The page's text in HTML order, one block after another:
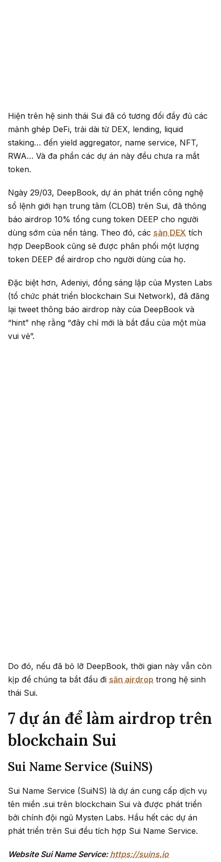
Hiện trên hệ sinh thái Sui đã có tương đối đầy đủ các
mảnh ghép DeFi, trải dài từ DEX, lending, liquid
staking… đến yield aggregator, name service, NFT,
RWA… Và đa phần các dự án này đều chưa ra mắt
token.
Ngày 29/03, DeepBook, dự án phát triển công nghệ
sổ lệnh giới hạn trung tâm (CLOB) trên Sui, đã thông
báo airdrop 10% tổng cung token DEEP cho người
dùng sớm của nền tảng. Theo đó, các sàn DEX tích
hợp DeepBook cũng sẽ được phân phối một lượng
token DEEP để airdrop cho người dùng của họ.
Đặc biệt hơn, Adeniyi, đồng sáng lập của Mysten Labs
(tổ chức phát triển blockchain Sui Network), đã đăng
lại tweet thông báo airdrop này của DeepBook và
“hint” nhẹ rằng “đây chỉ mới là bắt đầu của một mùa
vui vẻ”.
Do đó, nếu đã bỏ lỡ DeepBook, thời gian này vẫn còn
kịp để chúng ta bắt đầu đi săn airdrop trong hệ sinh
thái Sui.
7 dự án để làm airdrop trên
blockchain Sui
Sui Name Service (SuiNS)
Sui Name Service (SuiNS) là dự án cung cấp dịch vụ
tên miền .sui trên blockchain Sui và được phát triển
bởi chính đội ngũ Mysten Labs. Hầu hết các dự án
phát triển trên Sui đều tích hợp Sui Name Service.
Website Sui Name Service: https://suins.io